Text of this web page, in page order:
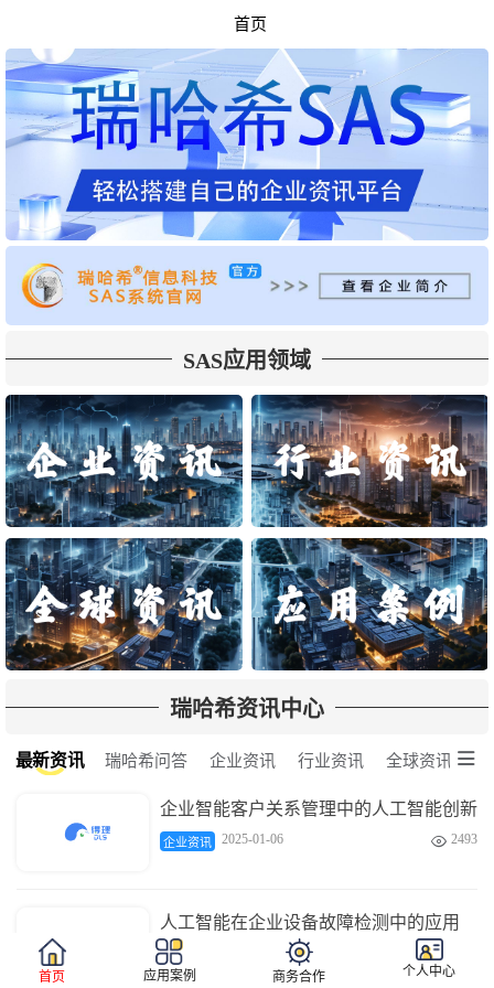
首页
SAS应用领域
瑞哈希资讯中心
最新资讯 瑞哈希问答 企业资讯 行业资讯 全球资讯 
企业智能客户关系管理中的人工智能创新
企业资讯 2025-01-06  2493
人工智能在企业设备故障检测中的应用
企业资讯 
首页
应用案例 商务合作 个人中心